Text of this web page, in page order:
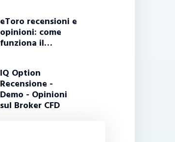
eToro recensioni e
opinioni: come
funziona il…
IQ Option
Recensione -
Demo - Opinioni
sul Broker CFD